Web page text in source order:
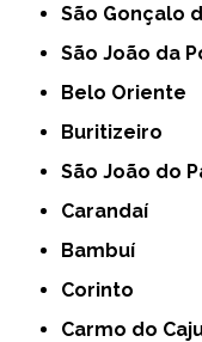
São Gonçalo
São João da
Belo Oriente
Buritizeiro
São João do
Carandaí
Bambuí
Corinto
Carmo do